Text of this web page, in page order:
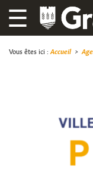
☰
Vous êtes ici : Accueil>